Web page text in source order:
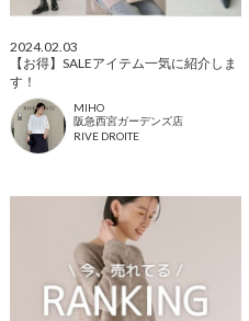
2024.02.03
【お得】SALEアイテム一気に紹介しま
す！
MIHO
阪急西宮ガーデンズ店
RIVE DROITE